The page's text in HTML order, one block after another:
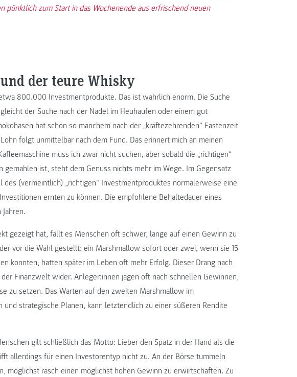
pünktlich zum Start in das Wochenende aus erfrischend neuen
der teure Whisky
800.000 Investmentprodukte. Das ist wahrlich enorm. Die Suche
der Suche nach der Nadel im Heuhaufen oder einem gut
hat schon so manchem nach der „kräftezehrenden“ Fastenzeit
folgt unmittelbar nach dem Fund. Das erinnert mich an meinen
muss ich zwar nicht suchen, aber sobald die „richtigen“
ist, steht dem Genuss nichts mehr im Wege. Im Gegensatz
des (vermeintlich) „richtigen“ Investmentproduktes normalerweise eine
ernten zu können. Die empfohlene Behaltedauer eines
gezeigt hat, fällt es Menschen oft schwer, lange auf einen Gewinn zu
vor die Wahl gestellt: ein Marshmallow sofort oder zwei, wenn sie 15
konnten, hatten später im Leben oft mehr Erfolg. Dieser Drang nach
Finanzwelt wider. Anleger:innen jagen oft nach schnellen Gewinnen,
zu setzen. Das Warten auf den zweiten Marshmallow im
strategische Planen, kann letztendlich zu einer süßeren Rendite
gilt schließlich das Motto: Lieber den Spatz in der Hand als die
allerdings für einen Investorentyp nicht zu. An der Börse tummeln
möglichst rasch einen möglichst hohen Gewinn zu erwirtschaften. Zu